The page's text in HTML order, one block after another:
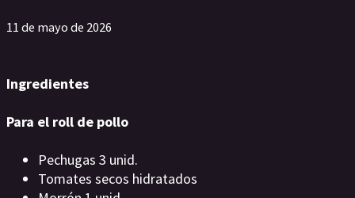
11 de mayo de 2026
Ingredientes
Para el roll de pollo
Pechugas 3 unid.
Tomates secos hidratados